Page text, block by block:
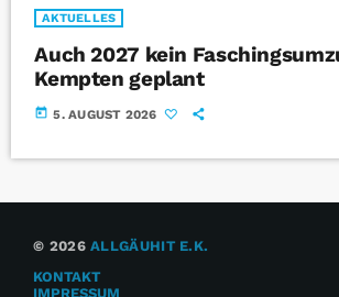
AKTUELLES
Auch 2027 kein
Kempten geplant
today 5. AUGUST 2026
© 2026ALLGÄUHIT E.K.
KONTAKT
IMPRESSUM